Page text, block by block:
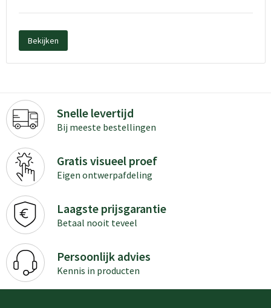
Bekijken
Snelle levertijd
Bij meeste bestellingen
Gratis visueel proef
Eigen ontwerpafdeling
Laagste prijsgarantie
Betaal nooit teveel
Persoonlijk advies
Kennis in producten